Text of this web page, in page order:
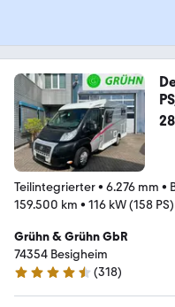
Teilintegrierter• 6.276 mm •
159.500 km • 116 kW (158 PS)
Grühn & Grühn GbR
74354 Besigheim
4.6 Sterne
(318)